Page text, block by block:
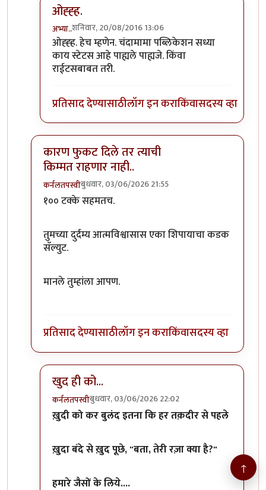
ओह्ह्ह.
अभ्या..शनिवार, 20/08/2016 13:06
In reply toसॉरी.byआदूबाळ
ओह्ह्ह. हेच म्हणेन. चंदामामा पब्लिकेशन सध्या
काय स्टेटस आहे पाह्यले पाह्यजे. किंवा
राईटसबाबत तरी.
प्रतिसाद देण्यासाठीलॉग इन कराकिंवासदस्य व्हा
कारण फुकट दिले तर त्याची
किम्मत राहणार नाही..
कर्नलतपस्वीबुधवार, 03/06/2026 21:55
In reply toचांदोबा विषयी
१०० टक्के सहमतच.
तुमच्या दुर्दम्य आत्मविश्वासास एका शिपायाचा कडक
सॅल्युट.
मानले तुम्हांला आपण.
प्रतिसाद देण्यासाठीलॉग इन कराकिंवासदस्य व्हा
खुद ही को...
कर्नलतपस्वीबुधवार, 03/06/2026 22:02
In reply toकारण फुकट दिले तर त्याची किम्मत राहणार
ख़ुदी को कर बुलंद इतना कि हर तक़दीर से पहले
ख़ुदा बंदे से ख़ुद पूछे, "बता, तेरी रज़ा क्या है?"
हमारे जैसों के लिये....
↑